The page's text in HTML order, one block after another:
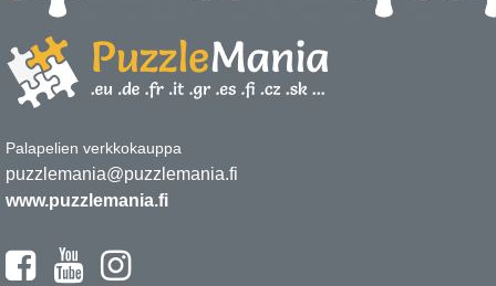
Palapelien verkkokauppa
puzzlemania@puzzlemania.fi
www.puzzlemania.fi